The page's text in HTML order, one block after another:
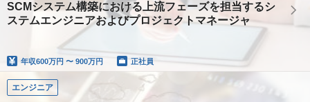
SCMシステム構築における上流フェーズを担当するシ
ステムエンジニアおよびプロジェクトマネージャ
年収600万円 〜 900万円 正社員
エンジニア